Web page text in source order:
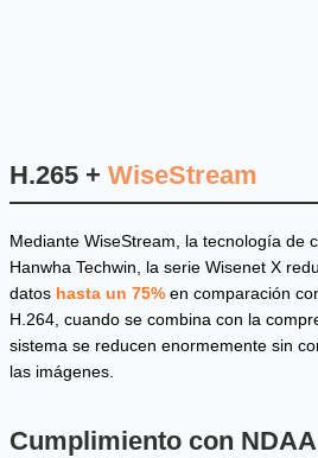
H.265 + WiseStream
Mediante WiseStream, la tecnología de
Hanwha Techwin, la serie Wisenet X
datos hasta un 75% en comparación
H.264, cuando se combina con la
sistema se reducen enormemente sin
las imágenes.
Cumplimiento con